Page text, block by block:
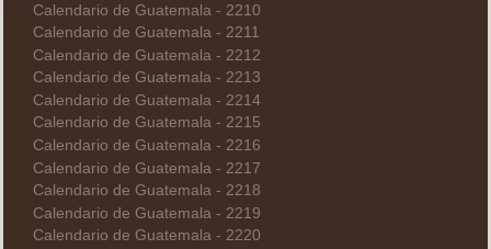
Calendario de Guatemala - 2210
Calendario de Guatemala - 2211
Calendario de Guatemala - 2212
Calendario de Guatemala - 2213
Calendario de Guatemala - 2214
Calendario de Guatemala - 2215
Calendario de Guatemala - 2216
Calendario de Guatemala - 2217
Calendario de Guatemala - 2218
Calendario de Guatemala - 2219
Calendario de Guatemala - 2220